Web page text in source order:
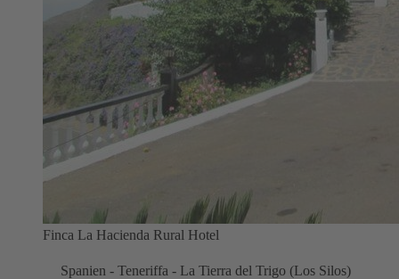
Finca La Hacienda Rural Hotel
Spanien - Teneriffa - La Tierra del Trigo (Los Silos)